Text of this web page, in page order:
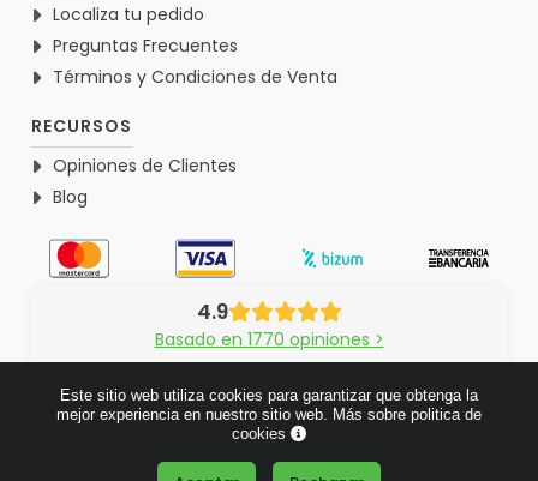
Localiza tu pedido
Preguntas Frecuentes
Términos y Condiciones de Venta
RECURSOS
Opiniones de Clientes
Blog
4.9
Basado en 1770 opiniones >
Este sitio web utiliza cookies para garantizar que obtenga la
mejor experiencia en nuestro sitio web. Más sobre politica de
cookies